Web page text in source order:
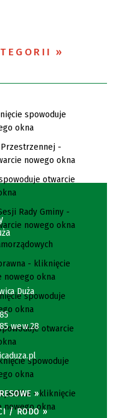
Duża
wew.28
»
/ RODO »